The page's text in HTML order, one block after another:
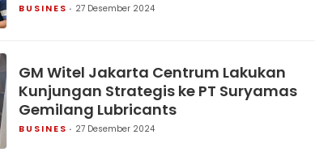
BUSINES 27 Desember 2024
GM Witel Jakarta Centrum Lakukan
Kunjungan Strategis ke PT Suryamas
Gemilang Lubricants
BUSINES 27 Desember 2024